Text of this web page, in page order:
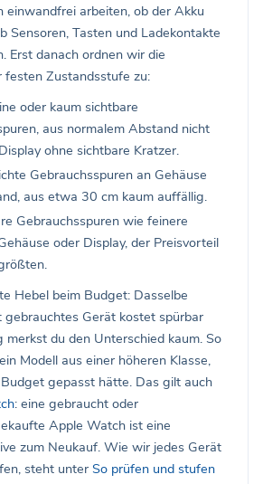
einwandfrei arbeiten, ob der Akku
Sensoren, Tasten und Ladekontakte
Erst danach ordnen wir die
Zustandsstufe zu:
oder kaum sichtbare
aus normalem Abstand nicht
ohne sichtbare Kratzer.
Gebrauchsspuren an Gehäuse
aus etwa 30 cm kaum auffällig.
Gebrauchsspuren wie feinere
oder Display, der Preisvorteil
Hebel beim Budget: Dasselbe
gebrauchtes Gerät kostet spürbar
du den Unterschied kaum. So
Modell aus einer höheren Klasse,
gepasst hätte. Das gilt auch
: eine gebraucht oder
Apple Watch ist eine
zum Neukauf. Wie wir jedes Gerät
steht unter So prüfen und stufen